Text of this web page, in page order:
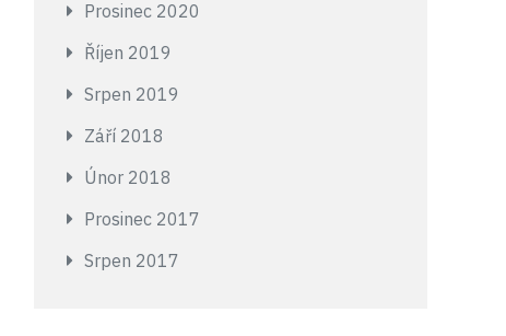
Prosinec 2020
Říjen 2019
Srpen 2019
Září 2018
Únor 2018
Prosinec 2017
Srpen 2017